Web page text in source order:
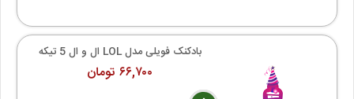
بادکنک فویلی مدل LOL ال و ال 5 تیکه
۶۶,۷۰۰ تومان